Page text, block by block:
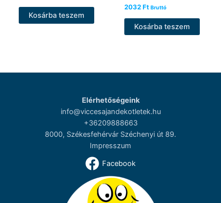
Kosárba teszem
2032Ft Bruttó
Kosárba teszem
Elérhetőségeink
info@viccesajandekotletek.hu
+36209888663
8000, Székesfehérvár Széchenyi út 89.
Impresszum
Facebook